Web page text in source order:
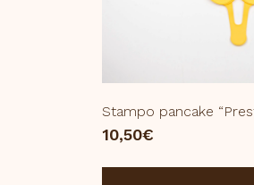
Stampo pancake
10,50€